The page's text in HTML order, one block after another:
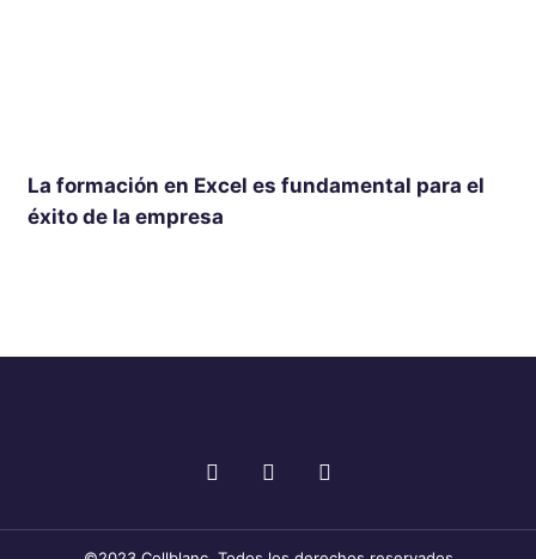
La formación en Excel es fundamental para el
éxito de la empresa
F
e
T
t
I
t